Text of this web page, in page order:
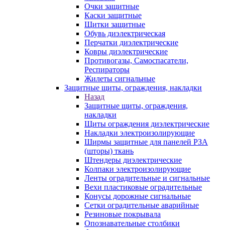
Очки защитные
Каски защитные
Щитки защитные
Обувь диэлектрическая
Перчатки диэлектрические
Ковры диэлектрические
Противогазы, Самоспасатели,
Респираторы
Жилеты сигнальные
Защитные щиты, ограждения, накладки
Назад
Защитные щиты, ограждения,
накладки
Щиты ограждения диэлектрические
Накладки электроизолирующие
Ширмы защитные для панелей РЗА
(шторы) ткань
Штендеры диэлектрические
Колпаки электроизолирующие
Ленты оградительные и сигнальные
Вехи пластиковые оградительные
Конусы дорожные сигнальные
Сетки оградительные аварийные
Резиновые покрывала
Опознавательные столбики